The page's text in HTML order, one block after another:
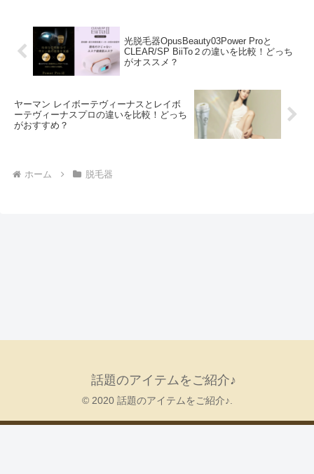
光脱毛器OpusBeauty03Power Proと
CLEAR/SP BiiTo２の違いを比較！どっち
がオススメ？
ヤーマン レイボーテヴィーナスとレイボ
ーテヴィーナスプロの違いを比較！どっち
がおすすめ？
ホーム 脱毛器
話題のアイテムをご紹介♪
© 2020 話題のアイテムをご紹介♪.